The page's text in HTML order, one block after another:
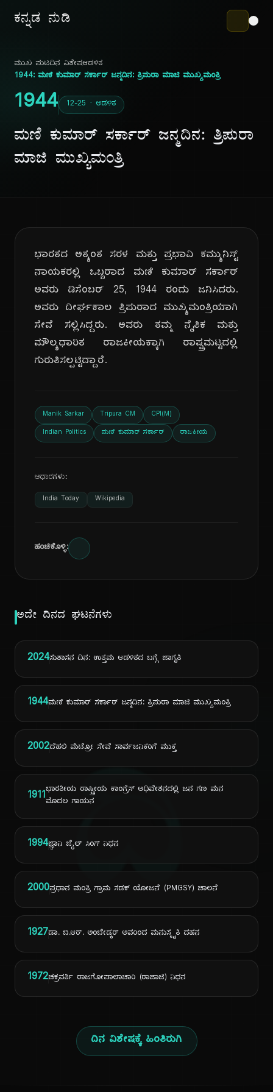
ಕನ್ನಡ ನುಡಿ
ದಿ
ಮುಖ ಪುಟದಿನ ವಿಶೇಷಆಡಳಿತ
1944: ಮಣಿ ಕುಮಾರ್ ಸರ್ಕಾರ್ ಜನ್ಮದಿನ: ತ್ರಿಪುರಾ ಮಾಜಿ ಮುಖ್ಯಮಂತ್ರಿ
1944 12-25 · ಆಡಳಿತ
ಮಣಿ ಕುಮಾರ್ ಸರ್ಕಾರ್ ಜನ್ಮದಿನ: ತ್ರಿಪುರಾ
ಮಾಜಿ ಮುಖ್ಯಮಂತ್ರಿ
ಭಾರತದ ಅತ್ಯಂತ ಸರಳ ಮತ್ತು ಪ್ರಭಾವಿ ಕಮ್ಯುನಿಸ್ಟ್
ನಾಯಕರಲ್ಲಿ ಒಬ್ಬರಾದ ಮಣಿ ಕುಮಾರ್ ಸರ್ಕಾರ್
ಅವರು ಡಿಸೆಂಬರ್ 25, 1944 ರಂದು ಜನಿಸಿದರು.
ಅವರು ದೀರ್ಘಕಾಲ ತ್ರಿಪುರಾದ ಮುಖ್ಯಮಂತ್ರಿಯಾಗಿ
ಸೇವೆ ಸಲ್ಲಿಸಿದ್ದರು. ಅವರು ತಮ್ಮ ನೈತಿಕ ಮತ್ತು
ಮೌಲ್ಯಧಾರಿತ ರಾಜಕೀಯಕ್ಕಾಗಿ ರಾಷ್ಟ್ರಮಟ್ಟದಲ್ಲಿ
ಗುರುತಿಸಲ್ಪಟ್ಟಿದ್ದಾರೆ.
Manik Sarkar Tripura CM CPI(M)
Indian Politics ಮಣಿ ಕುಮಾರ್ ಸರ್ಕಾರ್ ರಾಜಕೀಯ
ಆಧಾರಗಳು:
India Today Wikipedia
ಹಂಚಿಕೊಳ್ಳಿ:
ಅದೇ ದಿನದ ಘಟನೆಗಳು
2024ಸುಶಾಸನ ದಿನ: ಉತ್ತಮ ಆಡಳಿತದ ಬಗ್ಗೆ ಜಾಗೃತಿ
1944ಮಣಿ ಕುಮಾರ್ ಸರ್ಕಾರ್ ಜನ್ಮದಿನ: ತ್ರಿಪುರಾ ಮಾಜಿ ಮುಖ್ಯಮಂತ್ರಿ
2002ದೆಹಲಿ ಮೆಟ್ರೋ ಸೇವೆ ಸಾರ್ವಜನಿಕರಿಗೆ ಮುಕ್ತ
1911ಭಾರತೀಯ ರಾಷ್ಟ್ರೀಯ ಕಾಂಗ್ರೆಸ್ ಅಧಿವೇಶನದಲ್ಲಿ ಜನ ಗಣ ಮನ
ಮೊದಲ ಗಾಯನ
1994ಜ್ಞಾನಿ ಜೈಲ್ ಸಿಂಗ್ ನಿಧನ
2000ಪ್ರಧಾನ ಮಂತ್ರಿ ಗ್ರಾಮ ಸಡಕ್ ಯೋಜನೆ (PMGSY) ಚಾಲನೆ
1927ಡಾ. ಬಿ.ಆರ್. ಅಂಬೇಡ್ಕರ್ ಅವರಿಂದ ಮನುಸ್ಮೃತಿ ದಹನ
1972ಚಕ್ರವರ್ತಿ ರಾಜಗೋಪಾಲಾಚಾರಿ (ರಾಜಾಜಿ) ನಿಧನ
ದಿನ ವಿಶೇಷಕ್ಕೆ ಹಿಂತಿರುಗಿ